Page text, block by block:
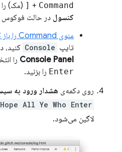
Command
+
[ (مک) را
کنسول در حالت فوکوس
منوی Command را باز کنید
تایپ Console کنید،
Console Panel را
Enter را بزنید.
روی دکمه‌ی هشدار ورود به
All Ye Who Enter
لاگین می‌شود.